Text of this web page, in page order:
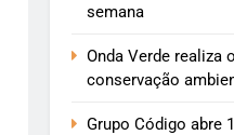
semana
Onda Verde realiza
conservação
Grupo Código abre